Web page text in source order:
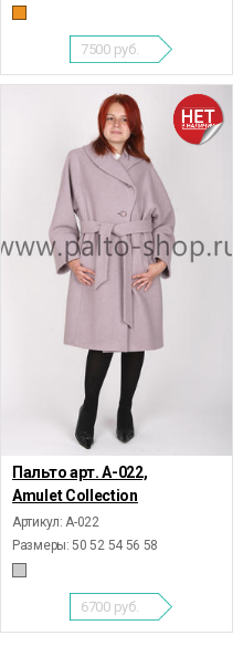
7500 руб.
Пальто арт. А-022,
Amulet Collection
Артикул: А-022
Размеры: 50 52 54 56 58
6700 руб.